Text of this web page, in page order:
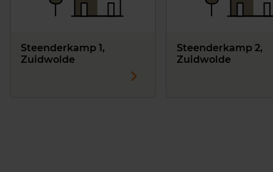
Steenderkamp 1,
Zuidwolde
Steenderkamp 2,
Zuidwolde